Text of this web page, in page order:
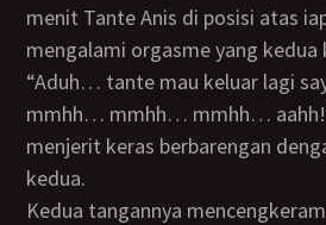
menit Tante Anis di posisi atas
mengalami orgasme yang
“Aduh… tante mau keluar lagi sayang… aduuh…
mmhh… mmhh… mmhh…
menjerit keras berbarengan
kedua.
Kedua tangannya mencengkeram erat dadaku dan